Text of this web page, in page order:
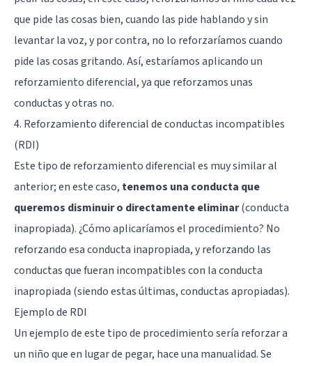
que pide las cosas bien, cuando las pide hablando y sin
levantar la voz, y por contra, no lo reforzaríamos cuando
pide las cosas gritando. Así, estaríamos aplicando un
reforzamiento diferencial, ya que reforzamos unas
conductas y otras no.
4. Reforzamiento diferencial de conductas incompatibles
(RDI)
Este tipo de reforzamiento diferencial es muy similar al
anterior; en este caso, tenemos una conducta que
queremos disminuir o directamente eliminar(conducta
inapropiada). ¿Cómo aplicaríamos el procedimiento? No
reforzando esa conducta inapropiada, y reforzando las
conductas que fueran incompatibles con la conducta
inapropiada (siendo estas últimas, conductas apropiadas).
Ejemplo de RDI
Un ejemplo de este tipo de procedimiento sería reforzar a
un niño que en lugar de pegar, hace una manualidad. Se